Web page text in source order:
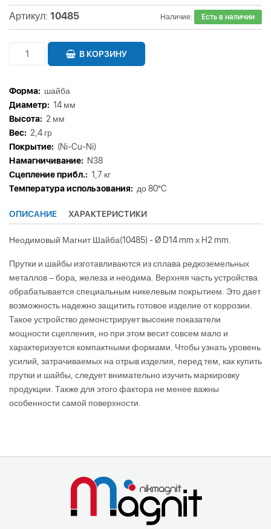
Артикул: 10485 Наличие: Есть в наличии
В КОРЗИНУ
Форма: шайба
Диаметр: 14 мм
Высота: 2 мм
Вес: 2,4 гр
Покрытие: (Ni-Cu-Ni)
Намагничивание: N38
Сцепление прибл.: 1,7 кг
Tемпература использования: до 80°C
ОПИСАНИЕ ХАРАКТЕРИСТИКИ
Неодимовый Магнит Шайба(10485) - Ø D14 mm х H2 mm.
Прутки и шайбы изготавливаются из сплава редкоземельных
металлов – бора, железа и неодима. Верхняя часть устройства
обрабатывается специальным никелевым покрытием. Это дает
возможность надежно защитить готовое изделие от коррозии.
Такое устройство демонстрирует высокие показатели
мощности сцепления, но при этом весит совсем мало и
характеризуется компактными формами. Чтобы узнать уровень
усилий, затрачиваемых на отрыв изделия, перед тем, как купить
прутки и шайбы, следует внимательно изучить маркировку
продукции. Также для этого фактора не менее важны
особенности самой поверхности.